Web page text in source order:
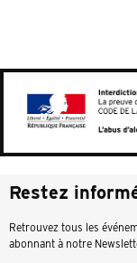
Restez
Retrouvez tous les
abonnant à notre